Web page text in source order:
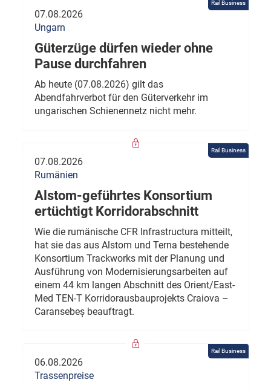
Rail Business
07.08.2026
Ungarn
Güterzüge dürfen wieder ohne
Pause durchfahren
Ab heute (07.08.2026) gilt das
Abendfahrverbot für den Güterverkehr im
ungarischen Schienennetz nicht mehr.
Rail Business
07.08.2026
Rumänien
Alstom-geführtes Konsortium
ertüchtigt Korridorabschnitt
Wie die rumänische CFR Infrastructura mitteilt,
hat sie das aus Alstom und Terna bestehende
Konsortium Trackworks mit der Planung und
Ausführung von Modernisierungsarbeiten auf
einem 44 km langen Abschnitt des Orient/East-
Med TEN-T Korridorausbauprojekts Craiova –
Caransebeș beauftragt.
Rail Business
06.08.2026
Trassenpreise